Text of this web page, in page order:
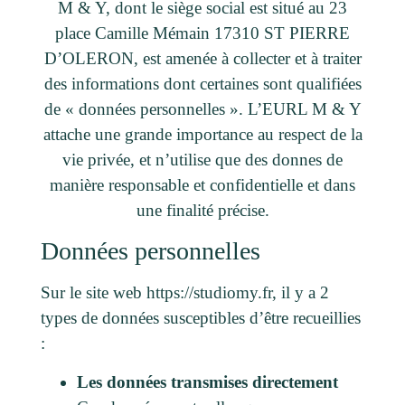
M & Y, dont le siège social est situé au 23
place Camille Mémain 17310 ST PIERRE
D’OLERON, est amenée à collecter et à traiter
des informations dont certaines sont qualifiées
de « données personnelles ». L’EURL M & Y
attache une grande importance au respect de la
vie privée, et n’utilise que des donnes de
manière responsable et confidentielle et dans
une finalité précise.
Données personnelles
Sur le site web https://studiomy.fr, il y a 2
types de données susceptibles d’être recueillies
:
Les données transmises directement